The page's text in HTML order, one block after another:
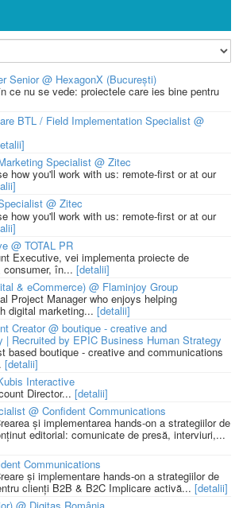
Senior @ HexagonX (București)
ce nu se vede: proiectele care ies bine pentru
BTL / Field Implementation Specialist @
Specialist @ Zitec
how you'll work with us: remote-first or at our
@ Zitec
how you'll work with us: remote-first or at our
@ TOTAL PR
Executive, vei implementa proiecte de
consumer, în... [detalii]
& eCommerce) @ Flaminjoy Group
Project Manager who enjoys helping
digital marketing... [detalii]
Creator @ boutique - creative and
| Recruited by EPIC Business Human Strategy
based boutique - creative and communications
[detalii]
Interactive
Director... [detalii]
@ Confident Communications
și implementarea hands-on a strategiilor de
editorial: comunicate de presă, interviuri,...
Communications
și implementare hands-on a strategiilor de
clienți B2B & B2C Implicare activă... [detalii]